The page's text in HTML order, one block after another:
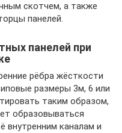
скотчем, а также
панелей.
панелей при
рёбра жёсткости
размеры 3м, 6 или
таким образом,
образовываться
внутренним каналам и